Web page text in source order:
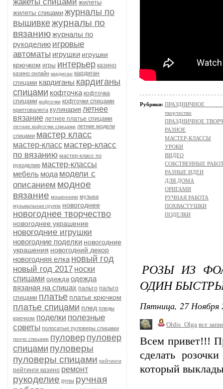
жилеты
жилеты спицами журналы по
вышивкежурналы по
вязаниюжурналы по
рукоделию игровые
автоматы игрушки игрушки
крючком игры интерьер казино
казино онлайн кардиган кардиган
спицами кардиганы кардиганы
спицами кофточка кофточка
спицами кофточки кофточки спицами
криптовалюта кулинария летнее
вязание летнее платье спицами
летние кофточки спицами летние модели
спицами мастер класс
мастер-класс мастер-класс
по вязанию мастер-класс по
рукоделию мастер-классы
мебель мода модели с
описанием модное
вязание мошенники музыка
музыкальная группа новогоднее
новогоднее творчество
новогоднее украшение
новогодние игрушки
новогодние поделки новогодние
украшения новогодний декор
новогодняя елка новый год
новый год 2017 носки
спицами одежда одежда
вязаная на спицах пальто пальто
спицами платье платье крючком
платье спицами плед пледы
крючком поделки полезные
советы полосатые пуловеры спицами
пончо спицами пуловер пуловер
спицами пуловеры
пуловеры спицами рейтинги
рейтинги казино ремонт
рукоделие руны ручная
Рубрики: ПРАЗДНИЧНОЕ
творчество
ПРАЗДНИЧНОЕ
РАЗНОЕ
МАСТЕР-КЛАССЫ
УРОКИ
ВИДЕО
СОБСТВЕННЫЕ
РАЗНЫЕ ИДЕИ
ДЛЯ ДОМА
ОРИГАМИ
РУЧНАЯ РАБОТА
ПОХВАСТУШКИ
ПОДЕЛКИ
РОЗЫ ИЗ
ОДИН
Пятница, 27 Ноября
Oldis_Olga все
Всем привет!!!
сделать
который